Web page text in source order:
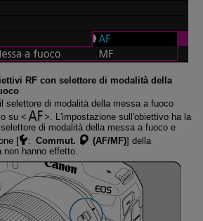
RF con selettore di modalità della
selettore di modalità della messa a fuoco
su
. L'impostazione sull'obiettivo ha la
di modalità della messa a fuoco e
[
: Commut. (AF/MF)] della
non hanno effetto.